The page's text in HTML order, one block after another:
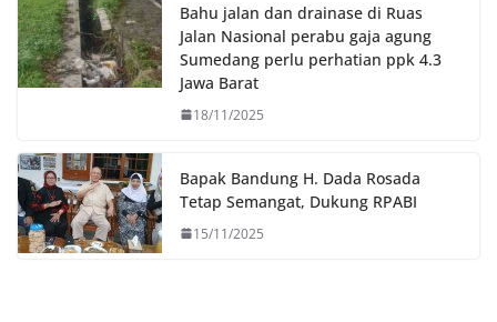
Bahu jalan dan drainase di Ruas
Jalan Nasional perabu gaja agung
Sumedang perlu perhatian ppk 4.3
Jawa Barat
18/11/2025
Bapak Bandung H. Dada Rosada
Tetap Semangat, Dukung RPABI
15/11/2025